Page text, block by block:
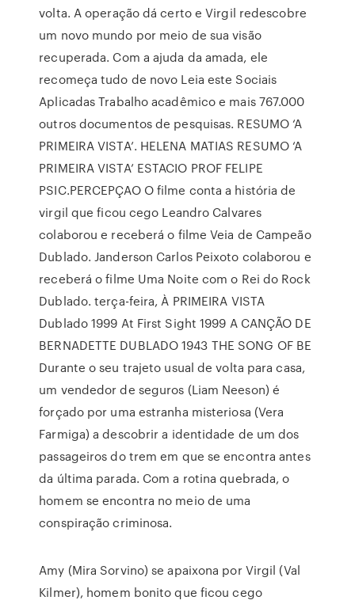
volta. A operação dá certo e Virgil redescobre
um novo mundo por meio de sua visão
recuperada. Com a ajuda da amada, ele
recomeça tudo de novo Leia este Sociais
Aplicadas Trabalho acadêmico e mais 767.000
outros documentos de pesquisas. RESUMO ‘A
PRIMEIRA VISTA’. HELENA MATIAS RESUMO ‘A
PRIMEIRA VISTA’ ESTACIO PROF FELIPE
PSIC.PERCEPÇAO O filme conta a história de
virgil que ficou cego Leandro Calvares
colaborou e receberá o filme Veia de Campeão
Dublado. Janderson Carlos Peixoto colaborou e
receberá o filme Uma Noite com o Rei do Rock
Dublado. terça-feira, À PRIMEIRA VISTA
Dublado 1999 At First Sight 1999 A CANÇÃO DE
BERNADETTE DUBLADO 1943 THE SONG OF BE
Durante o seu trajeto usual de volta para casa,
um vendedor de seguros (Liam Neeson) é
forçado por uma estranha misteriosa (Vera
Farmiga) a descobrir a identidade de um dos
passageiros do trem em que se encontra antes
da última parada. Com a rotina quebrada, o
homem se encontra no meio de uma
conspiração criminosa.
Amy (Mira Sorvino) se apaixona por Virgil (Val
Kilmer), homem bonito que ficou cego